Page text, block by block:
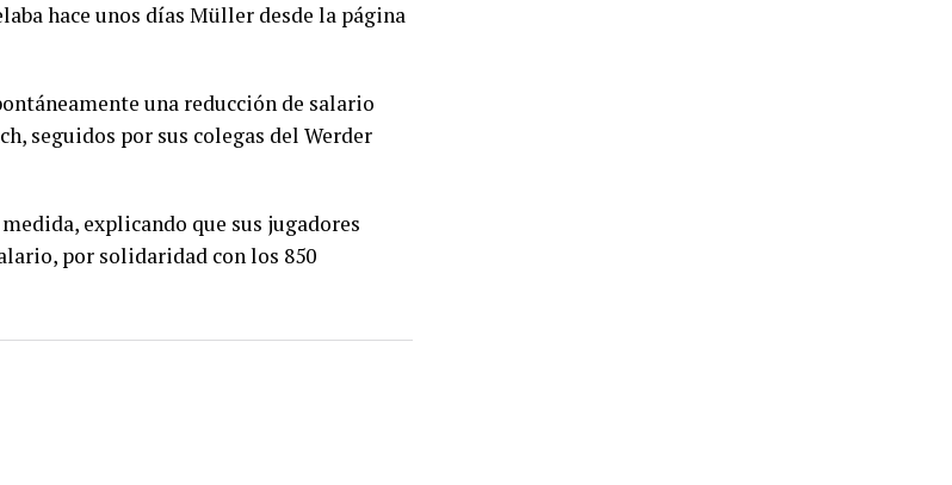
hace unos días Müller desde la página
una reducción de salario
seguidos por sus colegas del Werder
explicando que sus jugadores
por solidaridad con los 850